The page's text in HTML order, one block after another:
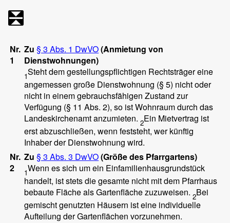
Nr.
1
Zu§ 3 Abs. 1 DwVO(Anmietung von
Dienstwohnungen)
1Steht dem gestellungspflichtigen Rechtsträger eine
angemessen große Dienstwohnung (§ 5) nicht oder
nicht in einem gebrauchsfähigen Zustand zur
Verfügung (§ 11 Abs. 2), so ist Wohnraum durch das
Landeskirchenamt anzumieten. 2Ein Mietvertrag ist
erst abzuschließen, wenn feststeht, wer künftig
Inhaber der Dienstwohnung wird.
Nr.
2
Zu§ 3 Abs. 3 DwVO(Größe des Pfarrgartens)
1Wenn es sich um ein Einfamilienhausgrundstück
handelt, ist stets die gesamte nicht mit dem Pfarrhaus
bebaute Fläche als Gartenfläche zuzuweisen. 2Bei
gemischt genutzten Häusern ist eine individuelle
Aufteilung der Gartenflächen vorzunehmen.